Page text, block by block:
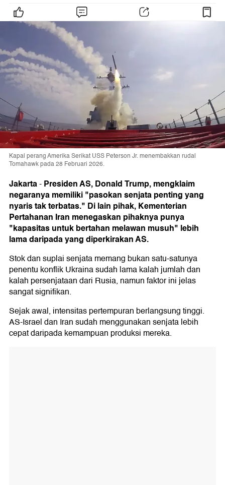
Kapal perang Amerika Serikat USS Peterson Jr. menembakkan rudal
Tomahawk pada 28 Februari 2026.
Jakarta-Presiden AS, Donald Trump, mengklaim
negaranya memiliki "pasokan senjata penting yang
nyaris tak terbatas." Di lain pihak, Kementerian
Pertahanan Iran menegaskan pihaknya punya
"kapasitas untuk bertahan melawan musuh" lebih
lama daripada yang diperkirakan AS.
Stok dan suplai senjata memang bukan satu-satunya
penentu konflik Ukraina sudah lama kalah jumlah dan
kalah persenjataan dari Rusia, namun faktor ini jelas
sangat signifikan.
Sejak awal, intensitas pertempuran berlangsung tinggi.
AS-Israel dan Iran sudah menggunakan senjata lebih
cepat daripada kemampuan produksi mereka.